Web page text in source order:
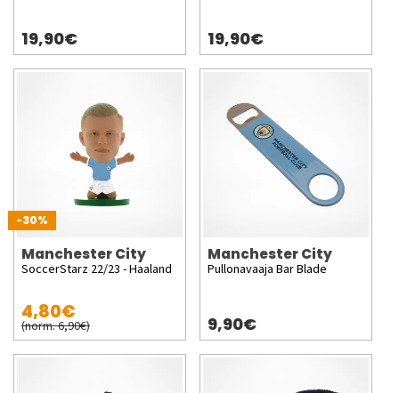
19,90€ 19,90€
-30%
Manchester City
SoccerStarz 22/23 - Haaland
4,80€
(norm. 6,90€)
Manchester City
Pullonavaaja Bar Blade
9,90€